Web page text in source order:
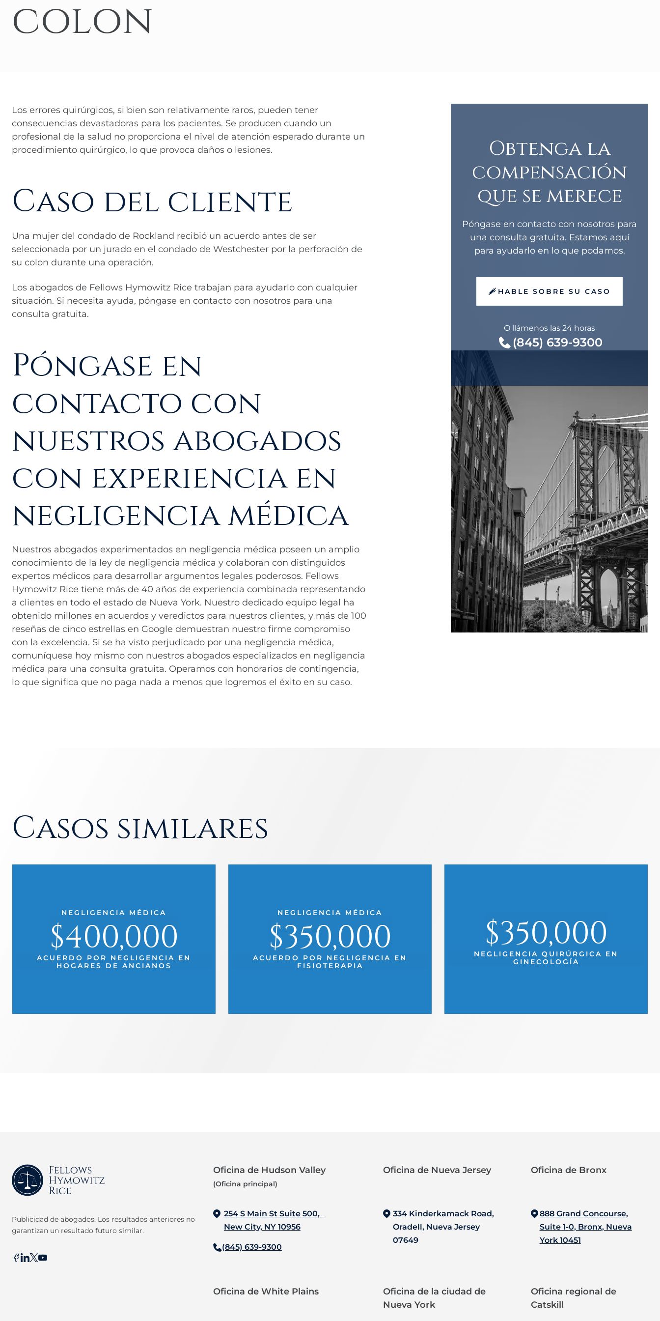
colon
Los errores quirúrgicos, si bien son relativamente raros, pueden tener
consecuencias devastadoras para los pacientes. Se producen cuando un
profesional de la salud no proporciona el nivel de atención esperado durante un
procedimiento quirúrgico, lo que provoca daños o lesiones.
Caso del cliente
Una mujer del condado de Rockland recibió un acuerdo antes de ser
seleccionada por un jurado en el condado de Westchester por la perforación de
su colon durante una operación.
Los abogados de Fellows Hymowitz Rice trabajan para ayudarlo con cualquier
situación. Si necesita ayuda, póngase en contacto con nosotros para una
consulta gratuita.
Póngase en
contacto con
nuestros abogados
con experiencia en
negligencia médica
Nuestros abogados experimentados en negligencia médica poseen un amplio
conocimiento de la ley de negligencia médica y colaboran con distinguidos
expertos médicos para desarrollar argumentos legales poderosos. Fellows
Hymowitz Rice tiene más de 40 años de experiencia combinada representando
a clientes en todo el estado de Nueva York. Nuestro dedicado equipo legal ha
obtenido millones en acuerdos y veredictos para nuestros clientes, y más de 100
reseñas de cinco estrellas en Google demuestran nuestro firme compromiso
con la excelencia. Si se ha visto perjudicado por una negligencia médica,
comuníquese hoy mismo con nuestros abogados especializados en negligencia
médica para una consulta gratuita. Operamos con honorarios de contingencia,
lo que significa que no paga nada a menos que logremos el éxito en su caso.
Obtenga la
compensación
que se merece
Póngase en contacto con nosotros para
una consulta gratuita. Estamos aquí
para ayudarlo en lo que podamos.
HABLE SOBRE SU CASO
O llámenos las 24 horas
(845) 639-9300
Casos similares
NEGLIGENCIA MÉDICA
$400,000
ACUERDO POR NEGLIGENCIA EN
HOGARES DE ANCIANOS
NEGLIGENCIA MÉDICA
$350,000
ACUERDO POR NEGLIGENCIA EN
FISIOTERAPIA
$350,000
NEGLIGENCIA QUIRÚRGICA EN
GINECOLOGÍA
Publicidad de abogados. Los resultados anteriores no
garantizan un resultado futuro similar.
Oficina de Hudson Valley
(Oficina principal)
254 S Main St Suite 500,
New City, NY 10956
(845) 639-9300
Oficina de Nueva Jersey‍
334 Kinderkamack Road,
Oradell, Nueva Jersey
07649
Oficina de Bronx‍
888 Grand Concourse,
Suite 1-0, Bronx, Nueva
York 10451
Oficina de White Plains
Oficina de la ciudad de
Nueva York
Oficina regional de
Catskill